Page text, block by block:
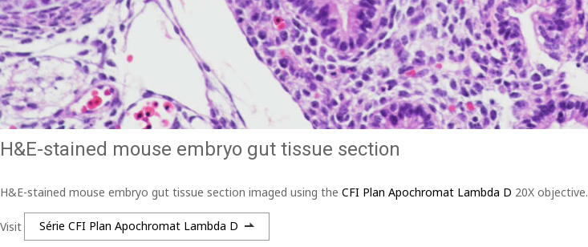
H&E-stained mouse embryo gut tissue section
H&E-stained mouse embryo gut tissue section imaged using the CFI Plan Apochromat Lambda D 20X objective.
Visit Série CFI Plan Apochromat Lambda D